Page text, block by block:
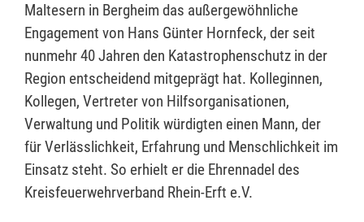
Maltesern in Bergheim das außergewöhnliche
Engagement von Hans Günter Hornfeck, der seit
nunmehr 40 Jahren den Katastrophenschutz in der
Region entscheidend mitgeprägt hat. Kolleginnen,
Kollegen, Vertreter von Hilfsorganisationen,
Verwaltung und Politik würdigten einen Mann, der
für Verlässlichkeit, Erfahrung und Menschlichkeit im
Einsatz steht. So erhielt er die Ehrennadel des
Kreisfeuerwehrverband Rhein-Erft e.V.